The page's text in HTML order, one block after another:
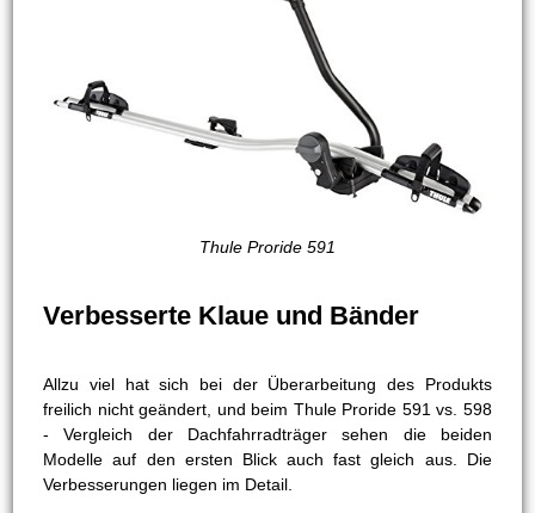
Thule Proride 591
Verbesserte Klaue und Bänder
Allzu viel hat sich bei der Überarbeitung des Produkts
freilich nicht geändert, und beim Thule Proride 591 vs. 598
- Vergleich der Dachfahrradträger sehen die beiden
Modelle auf den ersten Blick auch fast gleich aus. Die
Verbesserungen liegen im Detail.